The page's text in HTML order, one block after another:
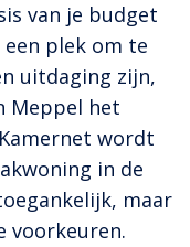
van je budget
een plek om te
uitdaging zijn,
Meppel het
wordt
in de
maar
voorkeuren.